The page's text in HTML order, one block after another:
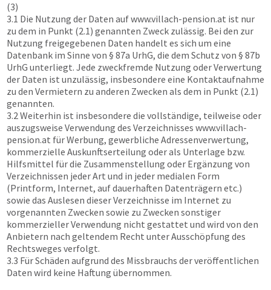
(3)
3.1 Die Nutzung der Daten aufwww.villach-pension.at ist nur
zu dem in Punkt (2.1) genannten Zweck zulässig. Bei den zur
Nutzung freigegebenen Daten handelt es sich um eine
Datenbank im Sinne von § 87a UrhG, die dem Schutz von § 87b
UrhG unterliegt. Jede zweckfremde Nutzung oder Verwertung
der Daten ist unzulässig, insbesondere eine Kontaktaufnahme
zu den Vermietern zu anderen Zwecken als dem in Punkt (2.1)
genannten.
3.2 Weiterhin ist insbesondere die vollständige, teilweise oder
auszugsweise Verwendung des Verzeichnisses www.villach-
pension.at für Werbung, gewerbliche Adressenverwertung,
kommerzielle Auskunftserteilung oder als Unterlage bzw.
Hilfsmittel für die Zusammenstellung oder Ergänzung von
Verzeichnissen jeder Art und in jeder medialen Form
(Printform, Internet, auf dauerhaften Datenträgern etc.)
sowie das Auslesen dieser Verzeichnisse im Internet zu
vorgenannten Zwecken sowie zu Zwecken sonstiger
kommerzieller Verwendung nicht gestattet und wird von den
Anbietern nach geltendem Recht unter Ausschöpfung des
Rechtsweges verfolgt.
3.3 Für Schäden aufgrund des Missbrauchs der veröffentlichen
Daten wird keine Haftung übernommen.